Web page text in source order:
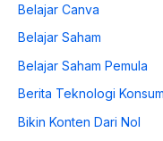
Belajar Canva
Belajar Saham
Belajar Saham Pemula
Berita Teknologi
Bikin Konten Dari Nol